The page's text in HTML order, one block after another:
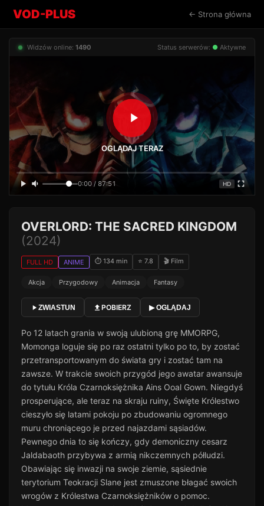
VOD-PLUS ← Strona główna
Widzów online: 1490 Status serwerów: ● Aktywne
OGLĄDAJ TERAZ
0:00 / 87:51 HD
OVERLORD: THE SACRED KINGDOM
(2024)
FULL HD ANIME ⏱ 134 min ⭐ 7.8 🎬 Film
Akcja Przygodowy Animacja Fantasy
ZWIASTUN POBIERZ ▶ OGLĄDAJ
Po 12 latach grania w swoją ulubioną grę MMORPG,
Momonga loguje się po raz ostatni tylko po to, by zostać
przetransportowanym do świata gry i zostać tam na
zawsze. W trakcie swoich przygód jego awatar awansuje
do tytułu Króla Czarnoksiężnika Ains Ooal Gown. Niegdyś
prosperujące, ale teraz na skraju ruiny, Święte Królestwo
cieszyło się latami pokoju po zbudowaniu ogromnego
muru chroniącego je przed najazdami sąsiadów.
Pewnego dnia to się kończy, gdy demoniczny cesarz
Jaldabaoth przybywa z armią nikczemnych półludzi.
Obawiając się inwazji na swoje ziemie, sąsiednie
terytorium Teokracji Slane jest zmuszone błagać swoich
wrogów z Królestwa Czarnoksiężników o pomoc.